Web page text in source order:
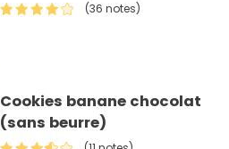
(36 notes)
Cookies banane chocolat
(sans beurre)